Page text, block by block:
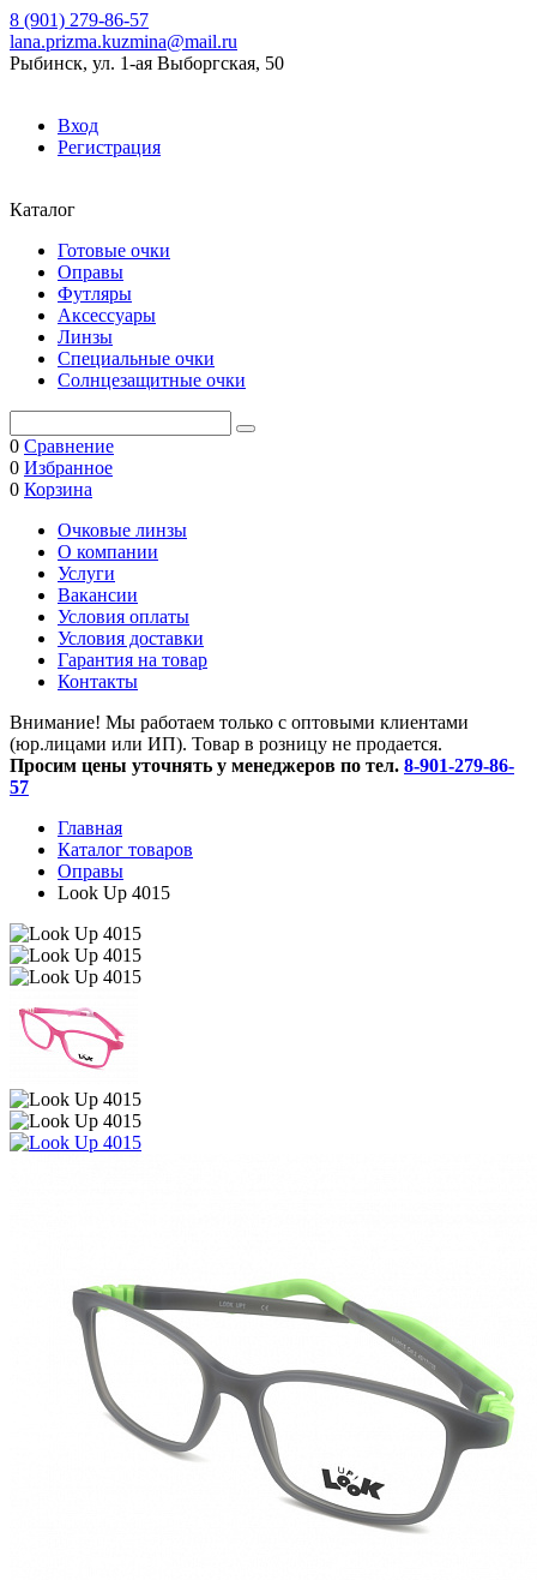
8 (901) 279-86-57
lana.prizma.kuzmina@mail.ru
Рыбинск, ул. 1-ая Выборгская, 50
Вход
Регистрация
Каталог
Готовые очки
Оправы
Футляры
Аксессуары
Линзы
Специальные очки
Солнцезащитные очки
0 Сравнение
0 Избранное
0 Корзина
Очковые линзы
O компании
Услуги
Вакансии
Условия оплаты
Условия доставки
Гарантия на товар
Контакты
Внимание! Мы работаем только с оптовыми клиентами
(юр.лицами или ИП). Товар в розницу не продается.
Просим цены уточнять у менеджеров по тел. 8-901-279-86-
57
Главная
Каталог товаров
Оправы
Look Up 4015